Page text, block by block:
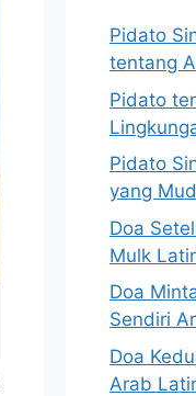
Pidato
tentang
Pidato
Pidato
yang
Doa
Mulk
Doa
Sendiri
Doa
Arab